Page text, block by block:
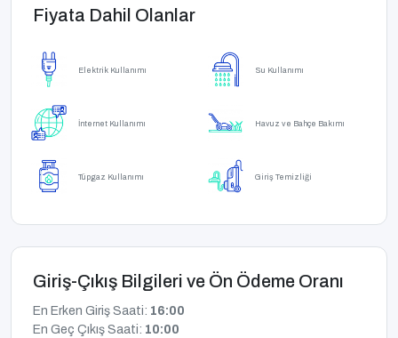
Fiyata Dahil Olanlar
Elektrik Kullanımı Su Kullanımı
İnternet Kullanımı Havuz ve Bahçe Bakımı
Tüpgaz Kullanımı Giriş Temizliği
Giriş-Çıkış Bilgileri ve Ön Ödeme Oranı
En Erken Giriş Saati: 16:00
En Geç Çıkış Saati: 10:00